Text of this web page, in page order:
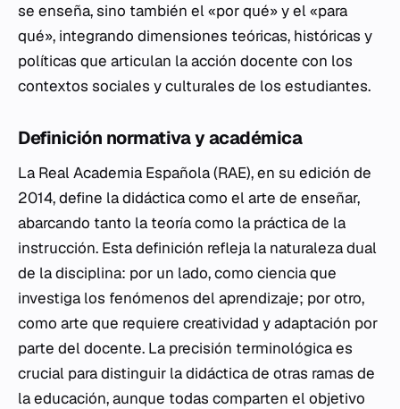
se enseña, sino también el «por qué» y el «para
qué», integrando dimensiones teóricas, históricas y
políticas que articulan la acción docente con los
contextos sociales y culturales de los estudiantes.
Definición normativa y académica
La Real Academia Española (RAE), en su edición de
2014, define la didáctica como el arte de enseñar,
abarcando tanto la teoría como la práctica de la
instrucción. Esta definición refleja la naturaleza dual
de la disciplina: por un lado, como ciencia que
investiga los fenómenos del aprendizaje; por otro,
como arte que requiere creatividad y adaptación por
parte del docente. La precisión terminológica es
crucial para distinguir la didáctica de otras ramas de
la educación, aunque todas comparten el objetivo